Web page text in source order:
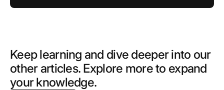
Keep learning and dive deeper into our
other articles. Explore more to expand
your knowledge.